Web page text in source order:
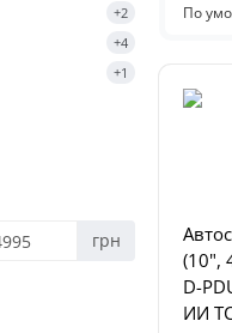
+2
+4
+1
грн
По
(10",
D-
ИИ